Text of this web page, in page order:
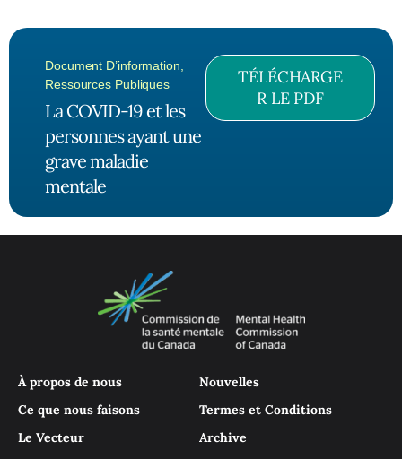
Document D’information
Ressources Publiques
La COVID-19 et les
personnes ayant une
grave maladie
mentale
TÉLÉCHARGE
R LE PDF
À propos de nous
Ce que nous faisons
Le Vecteur
Nouvelles
Termes et Conditions
Archive